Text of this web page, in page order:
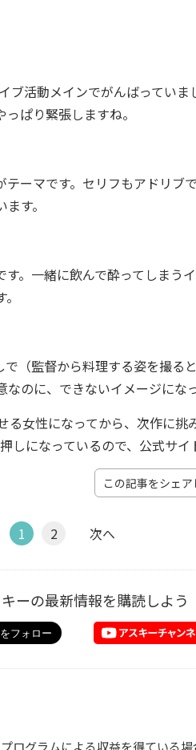
活動メインでがんばってい
ぱり緊張しますね。
ーマです。セリフもアドリブ
す。
。一緒に飲んで酔ってしまう
（監督から料理する姿を撮る
のに、できないイメージにな
女性になってから、次作に挑
しになっているので、公式サイ
この記事をシェア
1 2 次へ
ーの最新情報を購読しよう
ログラムによる収益を得ている